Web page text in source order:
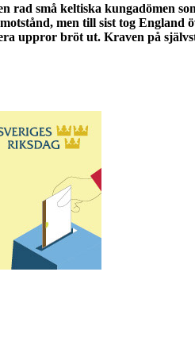
små keltiska kungadömen
men till sist tog England
uppror bröt ut. Kraven på